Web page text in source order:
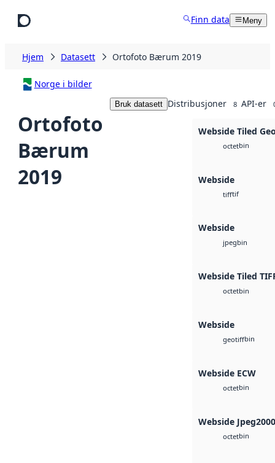
Finn data Meny
Hjem Datasett Ortofoto Bærum 2019
Norge i bilder
Ortofoto
Bærum
2019
Bruk datasett Distribusjoner 8 API-er
Webside Tiled
octetbin
Webside
tifftif
Webside
jpegbin
Webside Tiled
octetbin
Webside
geotiffbin
Webside ECW
octetbin
Webside Jpeg2000
octetbin